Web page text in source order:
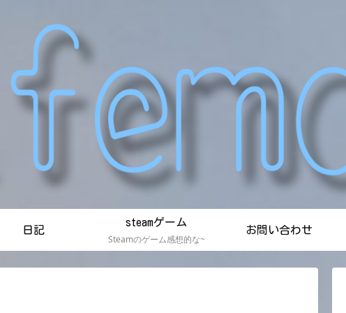
日記
steamゲーム
Steamのゲーム感想的な~
お問い合わせ